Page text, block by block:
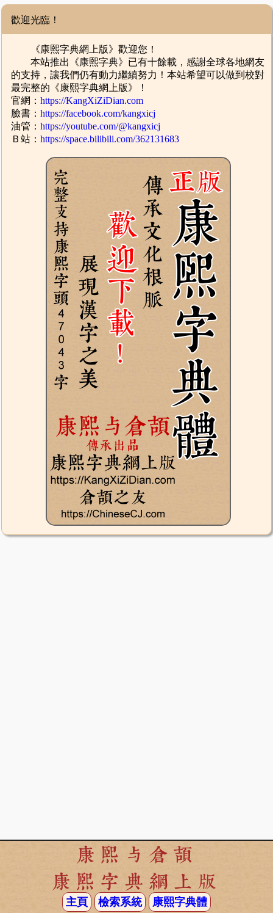
歡迎光臨！
《康熙字典網上版》歡迎您！
本站推出《康熙字典》已有十餘載，感謝全球各地網友
的支持，讓我們仍有動力繼續努力！本站希望可以做到校對
最完整的《康熙字典網上版》！
官網：https://KangXiZiDian.com
臉書：https://facebook.com/kangxicj
油管：https://youtube.com/@kangxicj
Ｂ站：https://space.bilibili.com/362131683
康熙与倉頡
康熙字典網上版
主頁 檢索系統 康熙字典體